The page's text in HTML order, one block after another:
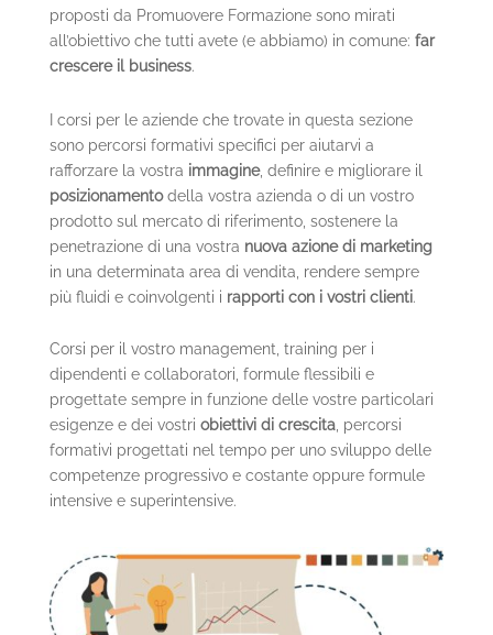
proposti da Promuovere Formazione sono mirati
all’obiettivo che tutti avete (e abbiamo) in comune: far
crescere il business.
I corsi per le aziende che trovate in questa sezione
sono percorsi formativi specifici per aiutarvi a
rafforzare la vostra immagine, definire e migliorare il
posizionamentodella vostra azienda o di un vostro
prodotto sul mercato di riferimento, sostenere la
penetrazione di una vostra nuova azione di marketing
in una determinata area di vendita, rendere sempre
più fluidi e coinvolgenti i rapporti con i vostri clienti.
Corsi per il vostro management, training per i
dipendenti e collaboratori, formule flessibili e
progettate sempre in funzione delle vostre particolari
esigenze e dei vostri obiettivi di crescita, percorsi
formativi progettati nel tempo per uno sviluppo delle
competenze progressivo e costante oppure formule
intensive e superintensive.